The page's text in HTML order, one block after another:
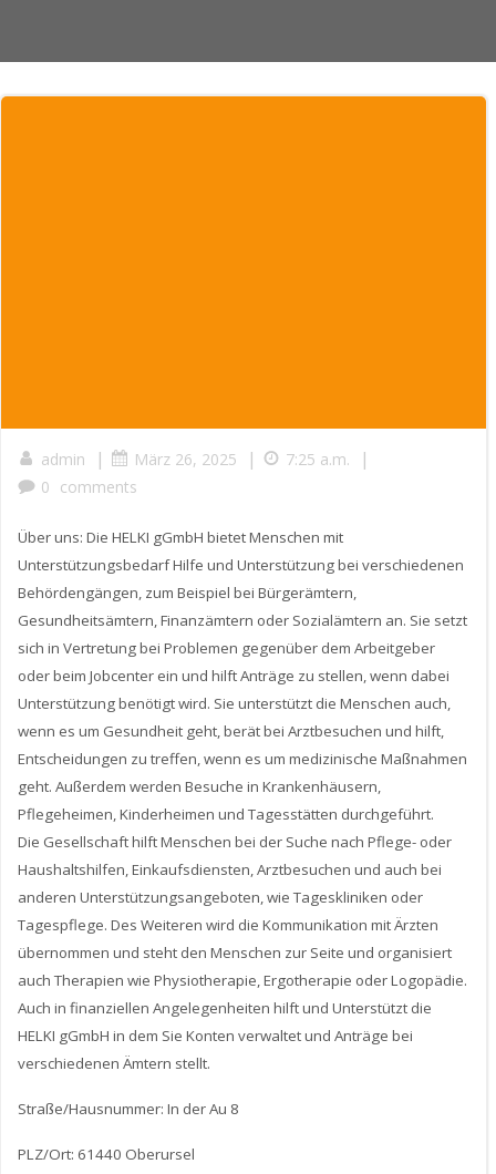
admin | März 26, 2025 | 7:25 a.m. |
0 comments
Über uns: Die HELKI gGmbH bietet Menschen mit
Unterstützungsbedarf Hilfe und Unterstützung bei verschiedenen
Behördengängen, zum Beispiel bei Bürgerämtern,
Gesundheitsämtern, Finanzämtern oder Sozialämtern an. Sie setzt
sich in Vertretung bei Problemen gegenüber dem Arbeitgeber
oder beim Jobcenter ein und hilft Anträge zu stellen, wenn dabei
Unterstützung benötigt wird. Sie unterstützt die Menschen auch,
wenn es um Gesundheit geht, berät bei Arztbesuchen und hilft,
Entscheidungen zu treffen, wenn es um medizinische Maßnahmen
geht. Außerdem werden Besuche in Krankenhäusern,
Pflegeheimen, Kinderheimen und Tagesstätten durchgeführt.
Die Gesellschaft hilft Menschen bei der Suche nach Pflege- oder
Haushaltshilfen, Einkaufsdiensten, Arztbesuchen und auch bei
anderen Unterstützungsangeboten, wie Tageskliniken oder
Tagespflege. Des Weiteren wird die Kommunikation mit Ärzten
übernommen und steht den Menschen zur Seite und organisiert
auch Therapien wie Physiotherapie, Ergotherapie oder Logopädie.
Auch in finanziellen Angelegenheiten hilft und Unterstützt die
HELKI gGmbH in dem Sie Konten verwaltet und Anträge bei
verschiedenen Ämtern stellt.
Straße/Hausnummer: In der Au 8
PLZ/Ort: 61440 Oberursel